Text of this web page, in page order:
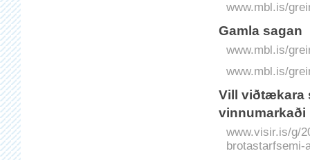
www.mbl.is/
Gamla sagan
www.mbl.is/
www.mbl.is/
Vill viðtækara
vinnumarkaði
www.visir.is/g/
brotastarfsemi-